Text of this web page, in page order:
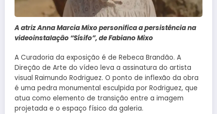
A atriz Anna Marcia Mixo personifica a persistência na
videoinstalação “Sísifo”, de Fabiano Mixo
A Curadoria da exposição é de Rebeca Brandão. A
Direção de Arte do vídeo leva a assinatura do artista
visual Raimundo Rodriguez. O ponto de inflexão da obra
é uma pedra monumental esculpida por Rodriguez, que
atua como elemento de transição entre a imagem
projetada e o espaço físico da galeria.